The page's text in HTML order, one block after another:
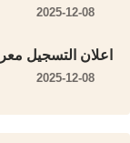
2025-12-08
اعلان التسجيل
2025-12-08